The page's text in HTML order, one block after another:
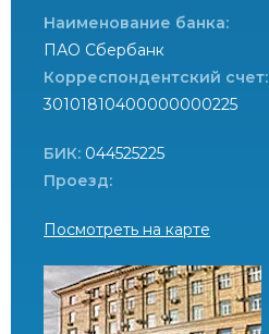
Наименование банка:
ПАО Сбербанк
Корреспондентский счет:
30101810400000000225
БИК: 044525225
Проезд:
Посмотреть на карте